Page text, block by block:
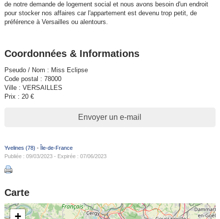
de notre demande de logement social et nous avons besoin d'un endroit
pour stocker nos affaires car l'appartement est devenu trop petit, de
préférence à Versailles ou alentours.
Coordonnées & Informations
Pseudo / Nom : Miss Eclipse
Code postal : 78000
Ville : VERSAILLES
Prix : 20 €
Envoyer un e-mail
Yvelines (78) - Île-de-France
Publiée : 09/03/2023 - Expirée : 07/06/2023
Carte
+